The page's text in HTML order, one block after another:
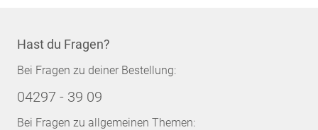
Hast du Fragen?
Bei Fragen zu deiner Bestellung:
04297 - 39 09
Bei Fragen zu allgemeinen Themen: